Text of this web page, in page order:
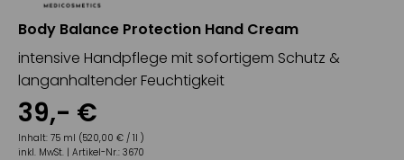
Body Balance Protection Hand Cream
intensive Handpflege mit sofortigem Schutz &
langanhaltender Feuchtigkeit
39,- €
Inhalt: 75 ml (520,00 € / 1l )
inkl. MwSt. | Artikel-Nr.: 3670